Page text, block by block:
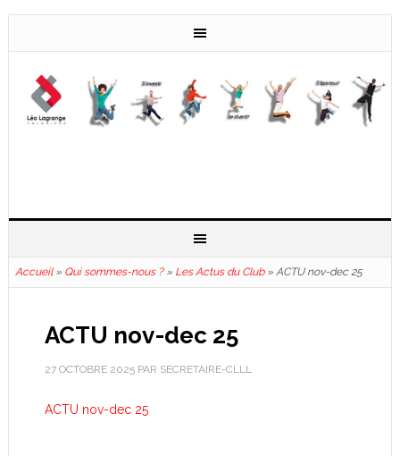
Accueil» Qui sommes-nous ?» Les Actus du Club» ACTU nov-dec 25
ACTU nov-dec 25
27 OCTOBRE 2025PAR SECRETAIRE-CLLL
ACTU nov-dec 25